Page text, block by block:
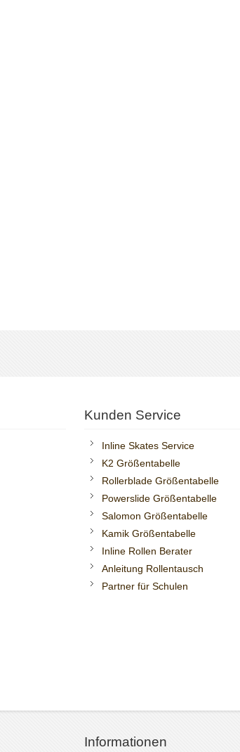
Kunden Service
Inline Skates Service
K2 Größentabelle
Rollerblade Größentabelle
Powerslide Größentabelle
Salomon Größentabelle
Kamik Größentabelle
Inline Rollen Berater
Anleitung Rollentausch
Partner für Schulen
Informationen